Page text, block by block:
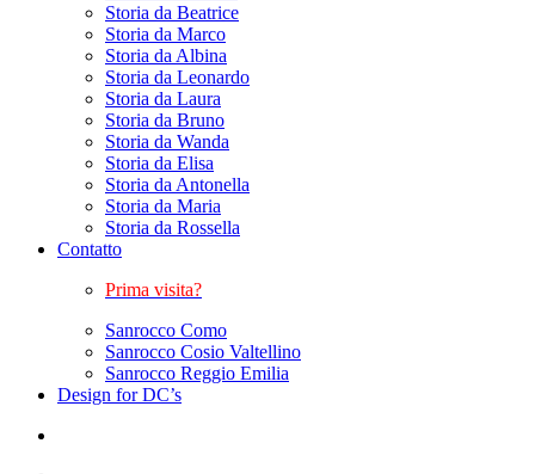
Storia da Beatrice
Storia da Marco
Storia da Albina
Storia da Leonardo
Storia da Laura
Storia da Bruno
Storia da Wanda
Storia da Elisa
Storia da Antonella
Storia da Maria
Storia da Rossella
Contatto
Prima visita?
Sanrocco Como
Sanrocco Cosio Valtellino
Sanrocco Reggio Emilia
Design for DC’s